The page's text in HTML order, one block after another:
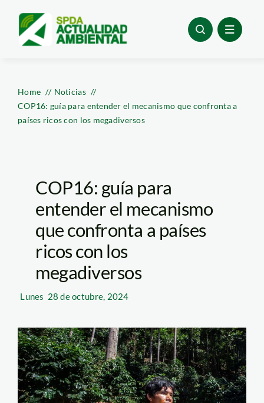
content
Home
Noticias
COP16: guía para entender el mecanismo que confronta a
países ricos con los megadiversos
COP16: guía para
entender el mecanismo
que confronta a países
ricos con los
megadiversos
Lunes 28 de octubre, 2024